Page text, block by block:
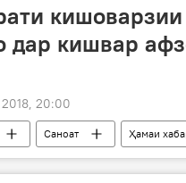
дар кишвар
2018, 20:00
Саноат Ҳамаи